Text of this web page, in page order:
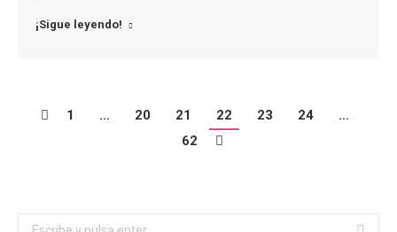
¡Sigue leyendo!
1 … 20 21 22 23 24
…
62
Buscar: